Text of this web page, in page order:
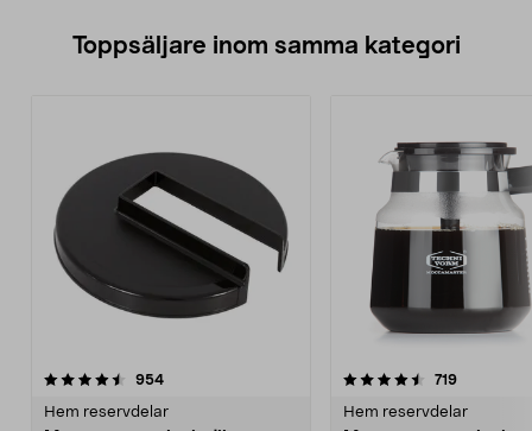
Toppsäljare inom samma kategori
954recensioner
Hem reservdelar
4.5 av 5 stjärnor 719
Hem reservdelar
4.5 av 5 stjärnor